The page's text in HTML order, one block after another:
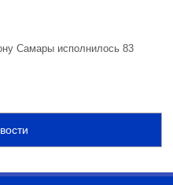
Самары исполнилось 83